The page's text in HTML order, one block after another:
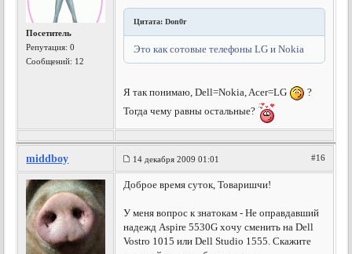
Посетитель
Репутация:0
Сообщений: 12
Цитата: Don0r
Это как сотовые телефоны LG и Nokia
Я так понимаю, Dell=Nokia, Acer=LG
?
Тогда чему равны остальные?
middboy 14 декабря 2009 01:01 #16
Доброе время суток, Товаришчи!
У меня вопрос к знатокам - Не оправдавший
надежд Aspire 5530G хочу сменить на Dell
Vostro 1015 или Dell Studio 1555. Скажите